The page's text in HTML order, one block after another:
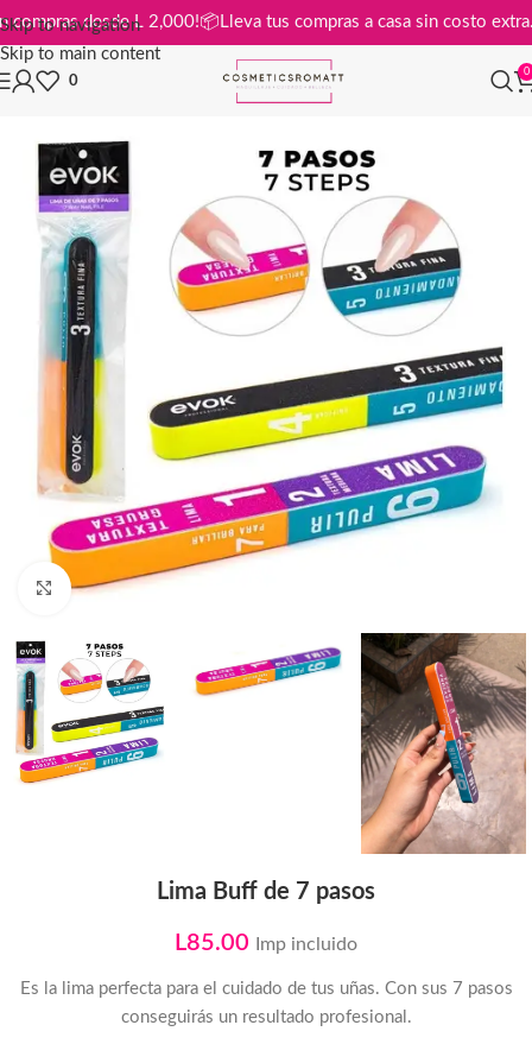
Skip to navigation
Skip to main content
en compras desde L 2,000!📦Lleva tus compras a casa sin costo
0
0
Click to enlarge
Lima Buff de 7 pasos
L85.00 Imp incluido
Es la lima perfecta para el cuidado de tus uñas. Con sus 7 pasos
conseguirás un resultado profesional.